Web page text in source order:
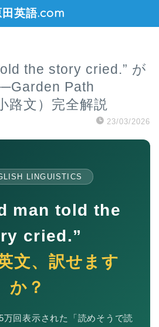
田英語.com
the story cried.” が
Path
路文）完全解説
23/03/2026
LINGUISTICS
man told the
cried.”
文、訳せます
か？
回表示された「読めそうで読